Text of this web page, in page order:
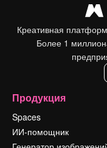
Креативная
Более 1
Продукция
Spaces
ИИ-помощник